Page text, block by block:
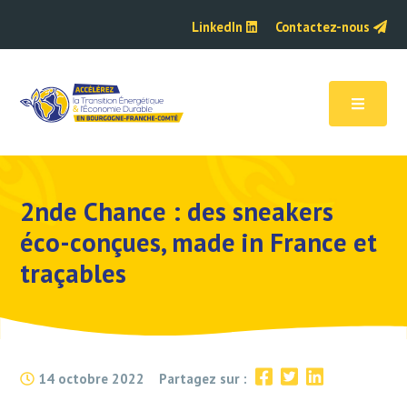
Contactez-nous
LinkedIn
2nde Chance : des sneakers
éco-conçues, made in France et
traçables
14 octobre 2022 Partagez sur :